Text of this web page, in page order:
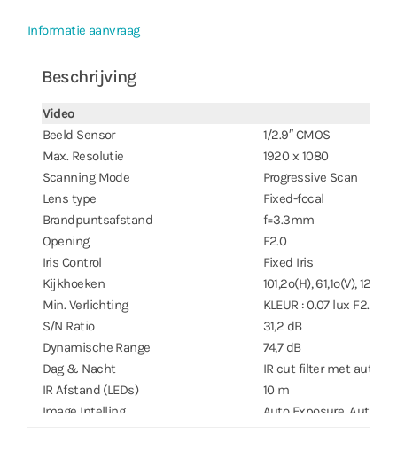
Informatie aanvraag
Beschrijving
Video
Beeld Sensor
1/2.9″ CMOS
Max. Resolutie
1920 x 1080
Scanning Mode
Progressive Scan
Lens type
Fixed-focal
Brandpuntsafstand
f=3.3mm
Opening
F2.0
Iris Control
Fixed Iris
Kijkhoeken
101,2º(H), 61,1º(V),
Min. Verlichting
KLEUR : 0.07 lux F2.0
S/N Ratio
31,2 dB
Dynamische Range
74,7 dB
Dag & Nacht
IR cut filter met
IR Afstand (LEDs)
10 m
Image Intelling
Auto Exposure, Auto